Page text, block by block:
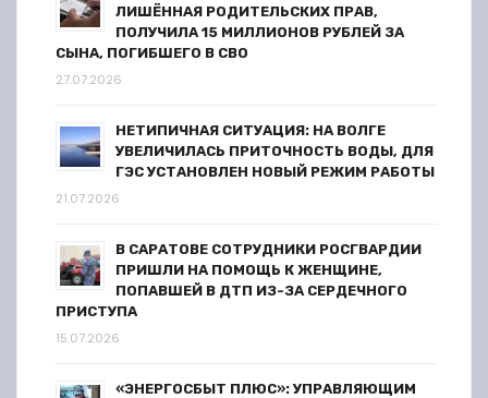
ЛИШЁННАЯ РОДИТЕЛЬСКИХ ПРАВ,
ПОЛУЧИЛА 15 МИЛЛИОНОВ РУБЛЕЙ ЗА
СЫНА, ПОГИБШЕГО В СВО
27.07.2026
НЕТИПИЧНАЯ СИТУАЦИЯ: НА ВОЛГЕ
УВЕЛИЧИЛАСЬ ПРИТОЧНОСТЬ ВОДЫ, ДЛЯ
ГЭС УСТАНОВЛЕН НОВЫЙ РЕЖИМ РАБОТЫ
21.07.2026
В САРАТОВЕ СОТРУДНИКИ РОСГВАРДИИ
ПРИШЛИ НА ПОМОЩЬ К ЖЕНЩИНЕ,
ПОПАВШЕЙ В ДТП ИЗ-ЗА СЕРДЕЧНОГО
ПРИСТУПА
15.07.2026
«ЭНЕРГОСБЫТ ПЛЮС»: УПРАВЛЯЮЩИМ